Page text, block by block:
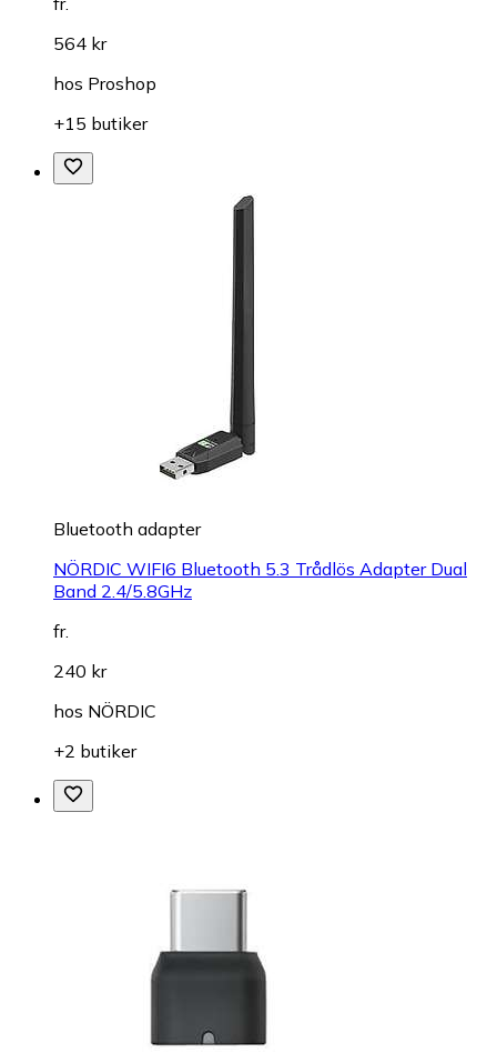
564 kr
hos Proshop
+15 butiker
Bluetooth adapter
NÖRDIC WIFI6 Bluetooth 5.3 Trådlös Adapter Dual
Band 2.4/5.8GHz
fr.
240 kr
hos NÖRDIC
+2 butiker